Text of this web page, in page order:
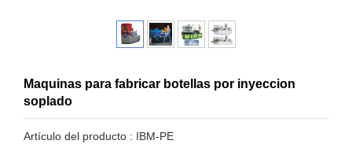
Maquinas para fabricar botellas por inyeccion
soplado
Artículo del producto : IBM-PE